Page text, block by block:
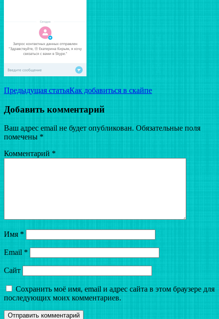
Навигация
по
записям
Предыдущая статьяКак добавиться в скайпе
Добавить комментарий
Ваш адрес email не будет опубликован. Обязательные поля
помечены *
Комментарий *
Имя *
Email *
Сайт
Сохранить моё имя, email и адрес сайта в этом браузере для
последующих моих комментариев.